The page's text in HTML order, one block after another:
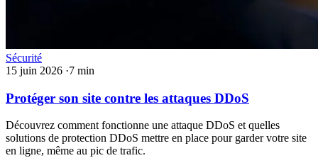
Sécurité
15 juin 2026 ·7 min
Protéger son site contre les attaques DDoS
Découvrez comment fonctionne une attaque DDoS et quelles
solutions de protection DDoS mettre en place pour garder votre site
en ligne, même au pic de trafic.